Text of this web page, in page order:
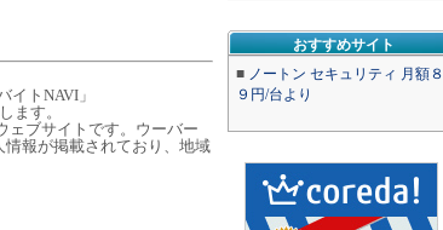
おすすめサイト
■ ノートン セキュリティ 月額８
９円/台より
トNAVI」
ます。
ェブサイトです。ウーバー
報が掲載されており、地域